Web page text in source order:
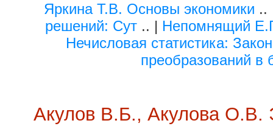
Яркина Т.В. Основы экономики ..
решений: Сут .. | Непомнящий
Нечисловая статистика: Закон
преобразований в
Акулов В.Б., Акулова О.В.